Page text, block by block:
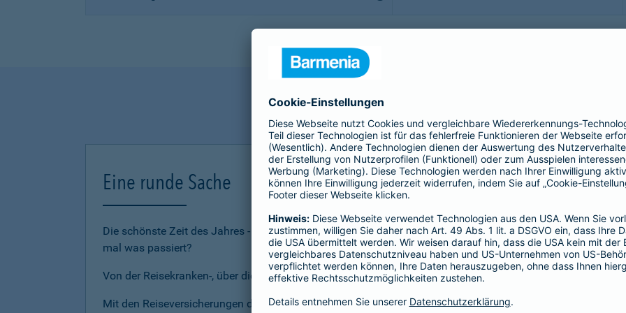
Eine runde Sache
Die schönste Zeit des Jahres - den Urlaub - möchte man sorgenfrei genießen. Doch was, wenn doch
mal was passiert?
Von der Reisekranken-, über die Reiserücktrittsversicherung bis hin zur Gepäckversicherung:
Mit den Reiseversicherungen der Barmenia sichern Sie sich, Ihr Gepäck und Ihre Reisekosten rund